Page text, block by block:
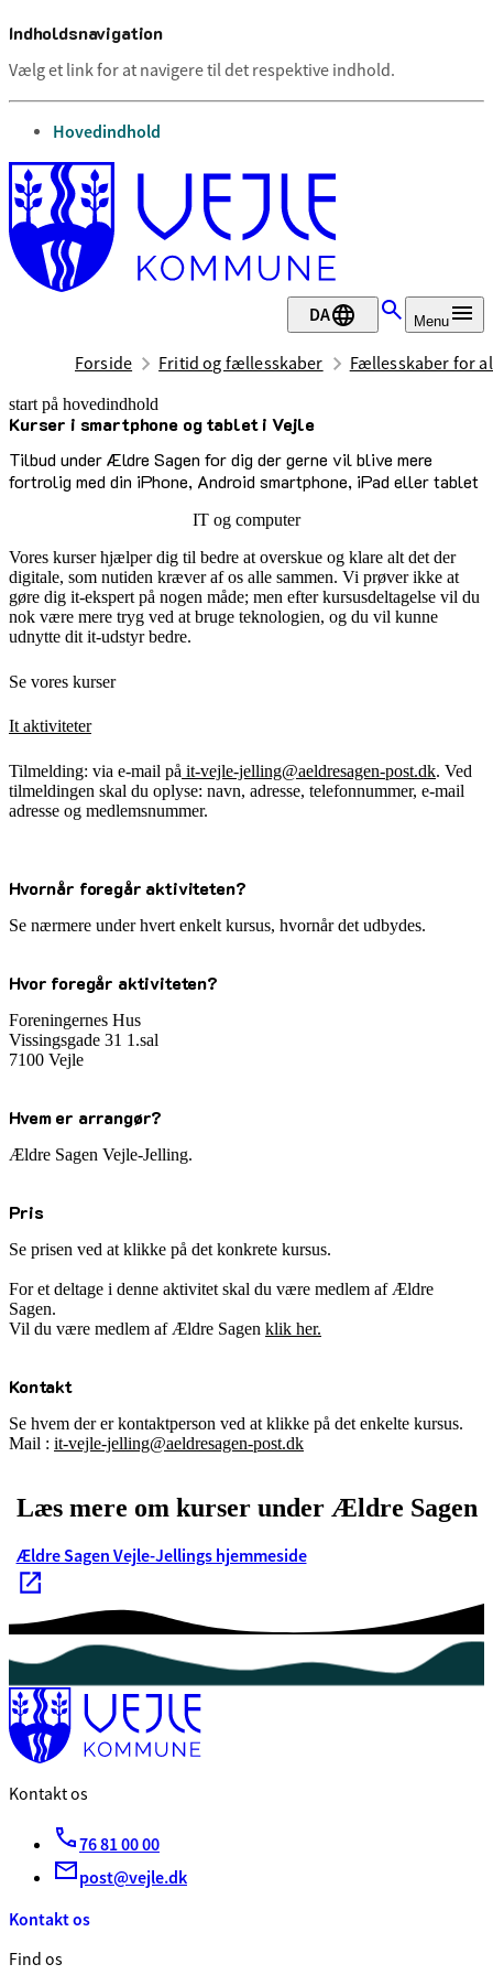
Indholdsnavigation
Vælg et link for at navigere til det respektive indhold.
gå til
Hovedindhold
DA Menu
Forside Fritid og fællesskaber Fællesskaber for
start på hovedindhold
Kurser i smartphone og tablet i Vejle
Tilbud under Ældre Sagen for dig der gerne vil blive mere
fortrolig med din iPhone, Android smartphone, iPad eller tablet
senest opdateret 12. maj 2026
IT og computer
Vores kurser hjælper dig til bedre at overskue og klare alt det der
digitale, som nutiden kræver af os alle sammen. Vi prøver ikke at
gøre dig it-ekspert på nogen måde; men efter kursusdeltagelse vil du
nok være mere tryg ved at bruge teknologien, og du vil kunne
udnytte dit it-udstyr bedre.
Se vores kurser
It aktiviteter
Tilmelding: via e-mail på it-vejle-jelling@aeldresagen-post.dk. Ved
tilmeldingen skal du oplyse: navn, adresse, telefonnummer, e-mail
adresse og medlemsnummer.
Hvornår foregår aktiviteten?
Se nærmere under hvert enkelt kursus, hvornår det udbydes.
Hvor foregår aktiviteten?
Foreningernes Hus
Vissingsgade 31 1.sal
7100 Vejle
Hvem er arrangør?
Ældre Sagen Vejle-Jelling.
Pris
Se prisen ved at klikke på det konkrete kursus.
For et deltage i denne aktivitet skal du være medlem af Ældre
Sagen.
Vil du være medlem af Ældre Sagen klik her.
Kontakt
Se hvem der er kontaktperson ved at klikke på det enkelte kursus.
Mail : it-vejle-jelling@aeldresagen-post.dk
Læs mere om kurser under Ældre Sagen
Ældre Sagen Vejle-Jellings hjemmeside
Kontakt os
76 81 00 00
post@vejle.dk
Kontakt os
Find os